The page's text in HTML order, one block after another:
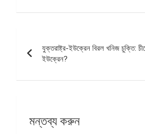
ন্যাভিগেশন
যুক্তরাষ্ট্র-ইউক্রেন বিরল খনিজ চুক্তি:
ইউক্রেন?
মন্তব্য করুন